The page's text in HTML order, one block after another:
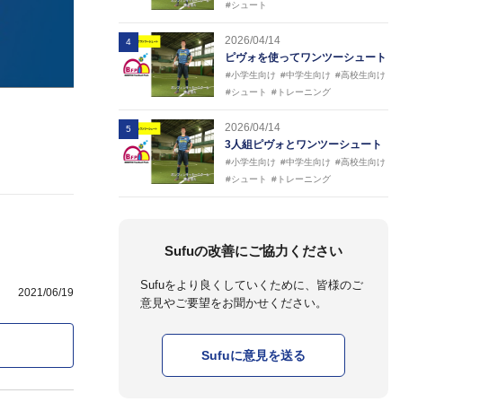
2021/06/19
#シュート
4
2026/04/14
ピヴォを使ってワンツーシュート
#小学生向け #中学生向け #高校生向け
#シュート
#トレーニング
5
2026/04/14
3人組ピヴォとワンツーシュート
#小学生向け #中学生向け #高校生向け
#シュート
#トレーニング
Sufuの改善にご協力ください
Sufuをより良くしていくために、皆様のご
意見やご要望をお聞かせください。
Sufuに意見を送る